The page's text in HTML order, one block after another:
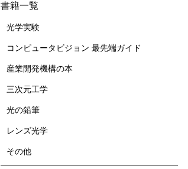
書籍一覧
光学実験
コンピュータビジョン 最先端ガイド
産業開発機構の本
三次元工学
光の鉛筆
レンズ光学
その他